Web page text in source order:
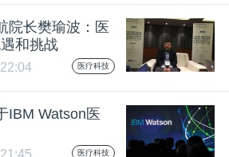
院长樊瑜波：医
和挑战
医疗科技
IBM Watson医
医疗科技